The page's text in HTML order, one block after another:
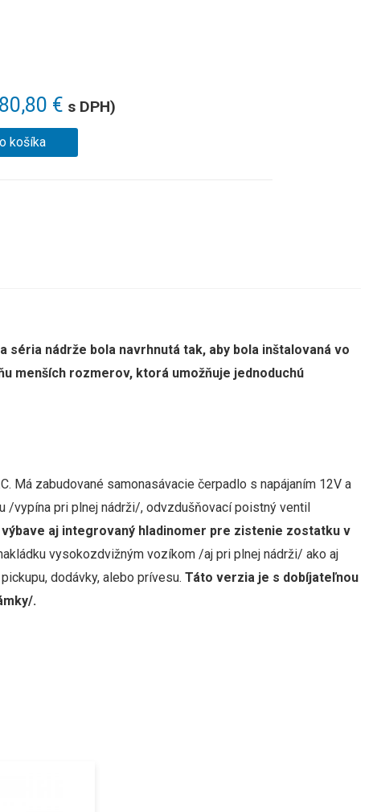
€ s DPH)
košíka
séria nádrže bola navrhnutá tak, aby bola inštalovaná vo
menších rozmerov, ktorá umožňuje jednoduchú
Má zabudované samonasávacie čerpadlo s napájaním 12V a
/vypína pri plnej nádrži/, odvzdušňovací poistný ventil
výbave aj integrovaný hladinomer pre zistenie zostatku v
vysokozdvižným vozíkom /aj pri plnej nádrži/ ako aj
dodávky, alebo prívesu. Táto verzia je s dobíjateľnou
.